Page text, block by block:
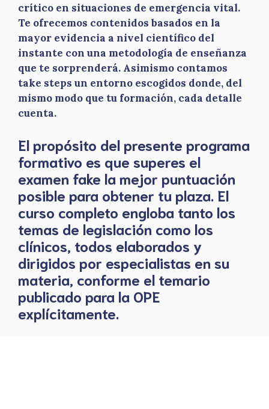
crítico en situaciones de emergencia vital.
Te ofrecemos contenidos basados en la
mayor evidencia a nivel científico del
instante con una metodología de enseñanza
que te sorprenderá. Asimismo contamos
take steps un entorno escogidos donde, del
mismo modo que tu formación, cada detalle
cuenta.
El propósito del presente programa
formativo es que superes el
examen fake la mejor puntuación
posible para obtener tu plaza. El
curso completo engloba tanto los
temas de legislación como los
clínicos, todos elaborados y
dirigidos por especialistas en su
materia, conforme el temario
publicado para la OPE
explícitamente.